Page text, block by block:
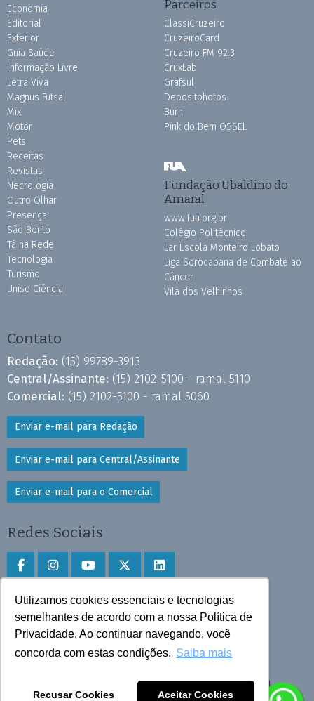
Utilizamos cookies essenciais e tecnologias
semelhantes de acordo com a nossa Política de
Privacidade. Ao continuar navegando, você
concorda com estas condições. Saiba mais
Recusar Cookies Aceitar Cookies
Economia
Editorial
Exterior
Guia Saúde
Informação Livre
Letra Viva
Magnus Futsal
Mix
Motor
Pets
Receitas
Revistas
Necrologia
Outro Olhar
Presença
São Bento
Tá na Rede
Tecnologia
Turismo
Uniso Ciência
Parceiros
ClassiCruzeiro
CruzeiroCard
Cruzeiro FM 92.3
CruxLab
Grafsul
Depositphotos
Burh
Pink do Bem OSSEL
Fundação Ubaldino do
Amaral
www.fua.org.br
Colégio Politécnico
Lar Escola Monteiro Lobato
Liga Sorocabana de Combate ao
Câncer
Vila dos Velhinhos
Contato
Redação: (15) 99789-3913
Central/Assinante: (15) 2102-5100 - ramal 5110
Comercial: (15) 2102-5100 - ramal 5060
Enviar e-mail para Redação
Enviar e-mail para Central/Assinante
Enviar e-mail para o Comercial
Redes Sociais
Faça download do aplicativo
Play Store e App Store
Todos os direitos reservados © 2025 Cruzeiro do Sul